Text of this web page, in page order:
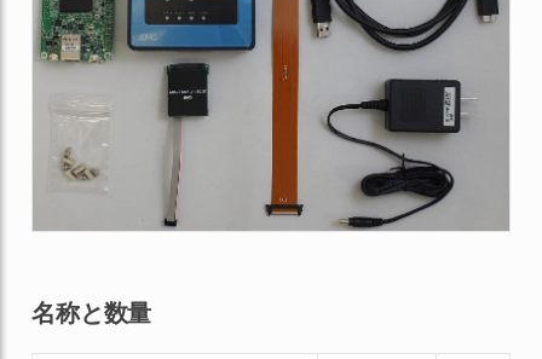
名称と数量